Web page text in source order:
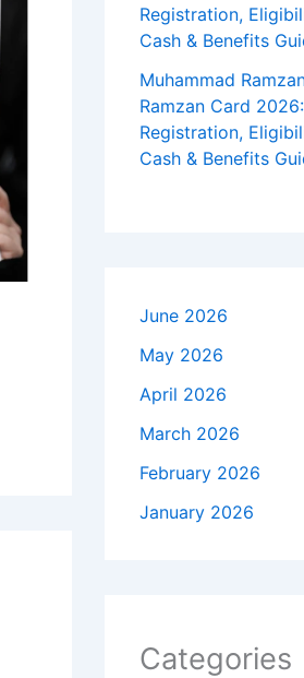
Registration,
Cash & Benefits
Muhammad
Ramzan Card
Registration,
Cash & Benefits
June 2026
May 2026
April 2026
March 2026
February 2026
January 2026
Categories